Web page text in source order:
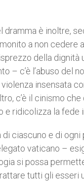
dramma è inoltre,
a non cedere
della dignità
– c’è l’abuso del
insensata
c’è il cinismo che
e ridicolizza la fede
di ciascuno e di
vaticano –
si possa
tutti gli esseri